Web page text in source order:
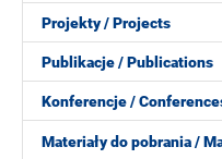
Projekty / Projects
Publikacje / Publications
Konferencje /
Materiały do pobrania /